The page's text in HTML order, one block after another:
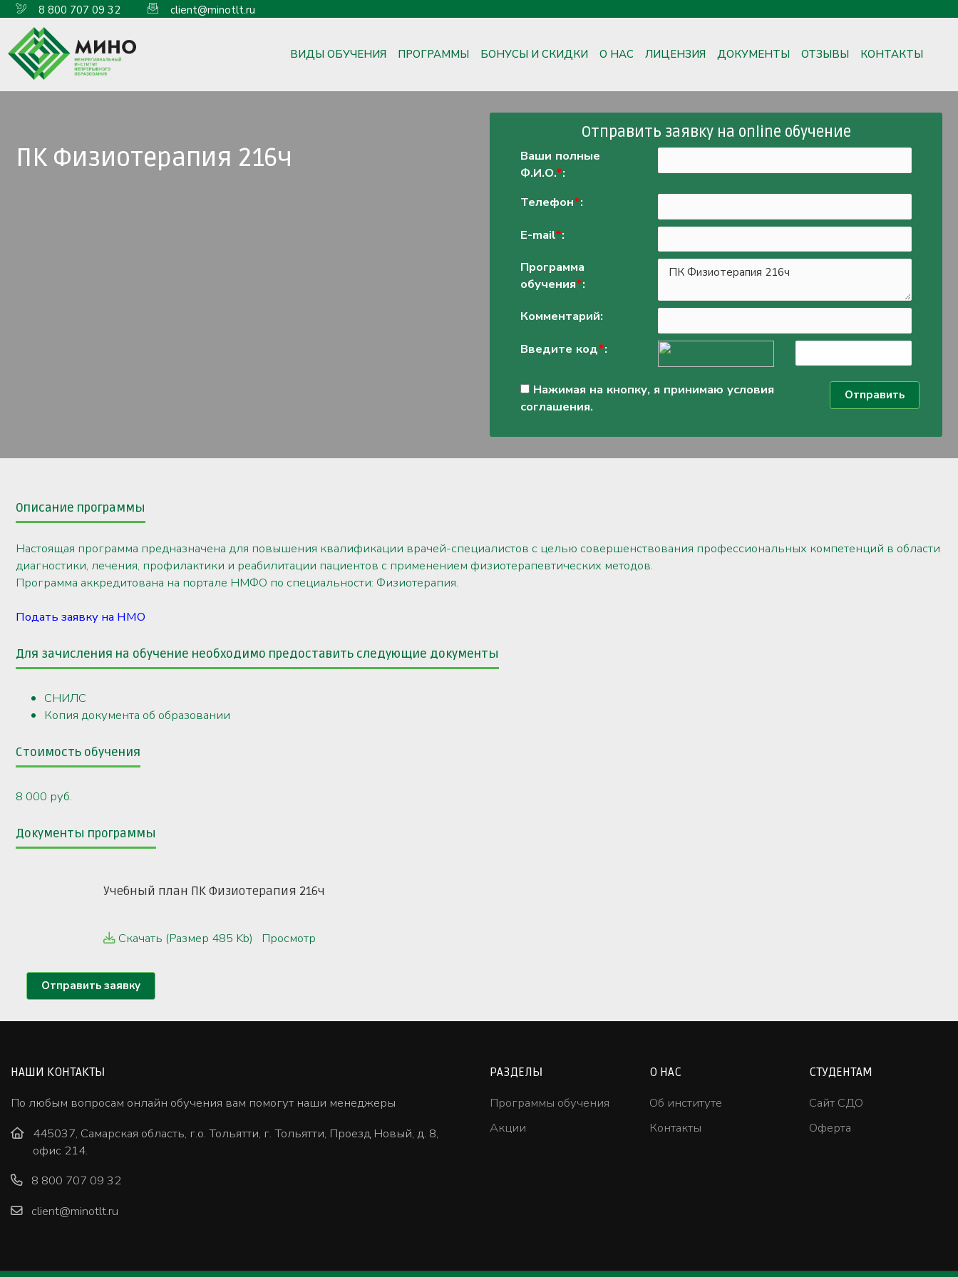
8 800 707 09 32 client@minotlt.ru
ВИДЫ ОБУЧЕНИЯ ПРОГРАММЫ БОНУСЫ И СКИДКИ О НАС ЛИЦЕНЗИЯ ДОКУМЕНТЫ ОТЗЫВЫ КОНТАКТЫ
ПК Физиотерапия 216ч
Отправить заявку на online обучение
Ваши полные
Ф.И.О.*:
Телефон*:
E-mail*:
Программа
обучения*:
Комментарий:
Введите код*:
Нажимая на кнопку, я принимаю условия
соглашения.
Описание программы
Настоящая программа предназначена для повышения квалификации врачей-специалистов с целью совершенствования профессиональных компетенций в области
диагностики, лечения, профилактики и реабилитации пациентов с применением физиотерапевтических методов.
Программа аккредитована на портале НМФО по специальности: Физиотерапия.
Подать заявку на НМО
Для зачисления на обучение необходимо предоставить следующие документы
СНИЛС
Копия документа об образовании
Стоимость обучения
8 000 руб.
Документы программы
Учебный план ПК Физиотерапия 216ч
Скачать (Размер 485 Kb) Просмотр
Отправить заявку
НАШИ КОНТАКТЫ
По любым вопросам онлайн обучения вам помогут наши менеджеры
445037, Самарская область, г.о. Тольятти, г. Тольятти, Проезд Новый, д. 8,
офис 214.
8 800 707 09 32
client@minotlt.ru
РАЗДЕЛЫ
Программы обучения
Акции
О НАС
Об институте
Контакты
СТУДЕНТАМ
Сайт СДО
Оферта